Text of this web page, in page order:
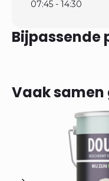
07:45 - 14:30
Bijpassende
Vaak